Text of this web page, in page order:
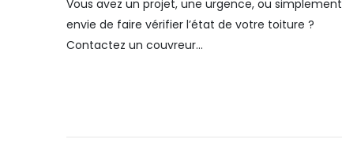
Vous avez un projet, une urgence, ou simplement
envie de faire vérifier l’état de votre toiture ?
Contactez un couvreur...